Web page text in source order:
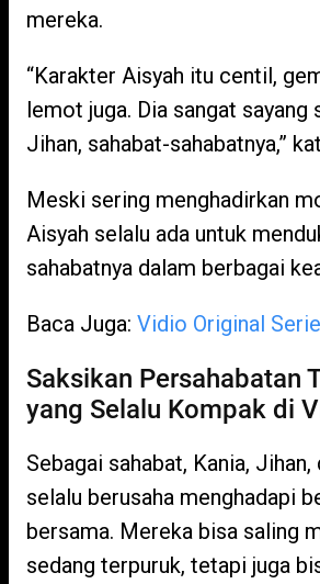
mereka.
“Karakter Aisyah itu centil,
lemot juga. Dia sangat sayang
Jihan, sahabat-sahabatnya,”
Meski sering menghadirkan
Aisyah selalu ada untuk
sahabatnya dalam berbagai
Baca Juga: Vidio Original
Saksikan Persahabatan
yang Selalu Kompak di
Sebagai sahabat, Kania, Jihan,
selalu berusaha menghadapi
bersama. Mereka bisa saling
sedang terpuruk, tetapi juga